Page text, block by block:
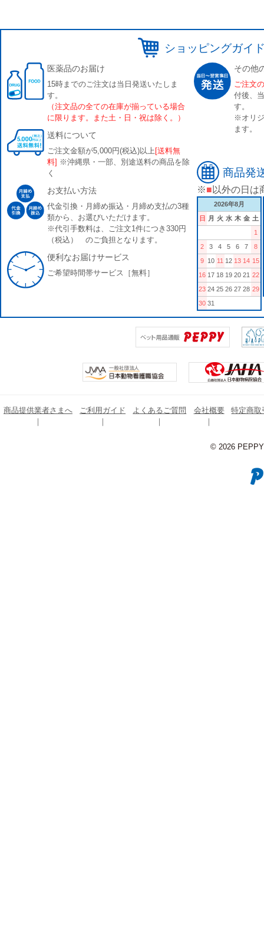
ショッピングガイ
医薬品のお届け
15時までのご注文は当日発送いたしま
す。
（注文品の全ての在庫が揃っている場合
に限ります。また土・日・祝は除く。）
送料について
ご注文金額が5,000円(税込)以上 [送料無
料] ※沖縄県・一部、別途送料の商品を除
く
お支払い方法
代金引換・月締め振込・月締め支払の3種
類から、お選びいただけます。
※代引手数料は、ご注文1件につき330円
（税込） のご負担となります。
便利なお届けサービス
ご希望時間帯サービス［無料］
その他
ご注文
付後、
す。
※オリ
ます。
商品発
※■ 以外の日は
2026年8月
日
月 火 水 木 金 土
1
2
3 4 5 6 7
8
9 10 11 12 13 14 15
16 17 18 19 20 21 22
23 24 25 26 27 28 29
30 31
商品提供業者さまへ ご利用ガイド よくあるご質問 会社概要 特定商取
© 2026